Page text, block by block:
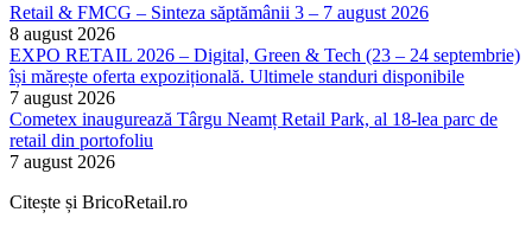
Retail & FMCG – Sinteza săptămânii 3 – 7 august 2026
8 august 2026
EXPO RETAIL 2026 – Digital, Green & Tech (23 – 24 septembrie)
își mărește oferta expozițională. Ultimele standuri disponibile
7 august 2026
Cometex inaugurează Târgu Neamț Retail Park, al 18-lea parc de
retail din portofoliu
7 august 2026
Citește și BricoRetail.ro